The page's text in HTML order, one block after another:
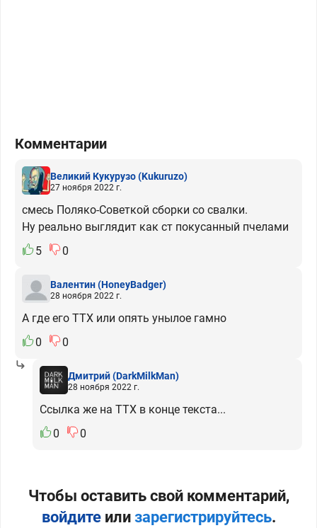
Комментарии
Великий Кукурузо(Kukuruzo)
27 ноября 2022 г.
смесь Поляко-Советкой сборки со свалки.
Ну реально выглядит как ст покусанный пчелами
5
0
Валентин(HoneyBadger)
28 ноября 2022 г.
А где его ТТХ или опять унылое гамно
0
0
Дмитрий(DarkMilkMan)
28 ноября 2022 г.
Ссылка же на ТТХ в конце текста...
0
0
Чтобы оставить свой комментарий,
войдитеили зарегистрируйтесь.